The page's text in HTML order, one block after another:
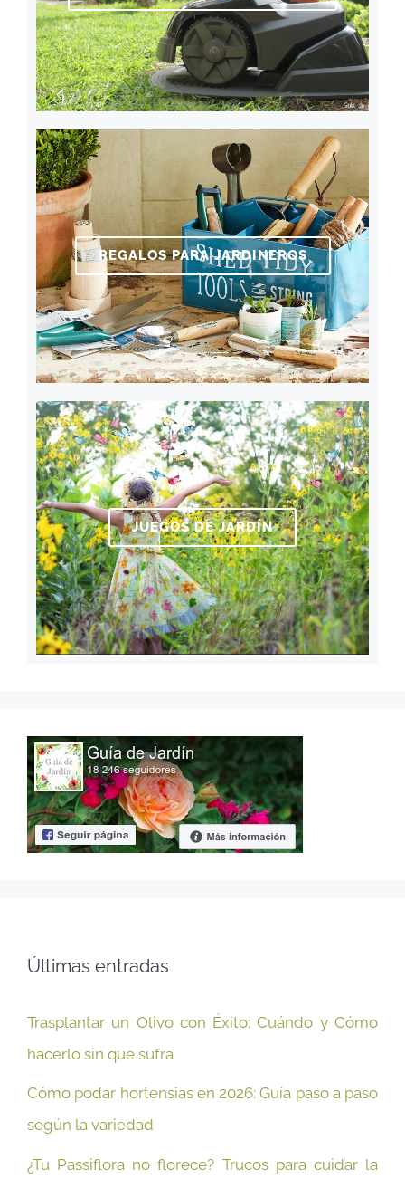
REGALOS PARA JARDINEROS
JUEGOS DE JARDÍN
Últimas entradas
Trasplantar un Olivo con Éxito: Cuándo y Cómo
hacerlo sin que sufra
Cómo podar hortensias en 2026: Guía paso a paso
según la variedad
¿Tu Passiflora no florece? Trucos para cuidar la